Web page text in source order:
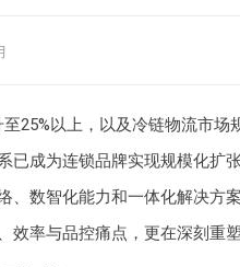
25%以上，以及冷链物流市场
已成为连锁品牌实现规模化扩
、数智化能力和一体化解决方
效率与品控痛点，更在深刻重